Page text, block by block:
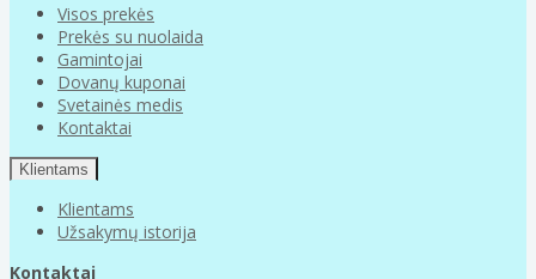
Visos prekės
Prekės su nuolaida
Gamintojai
Dovanų kuponai
Svetainės medis
Kontaktai
Klientams
Klientams
Užsakymų istorija
Kontaktai